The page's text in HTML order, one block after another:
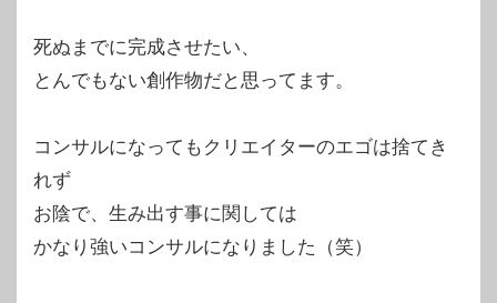
死ぬまでに完成させたい、
とんでもない創作物だと思ってます。
コンサルになってもクリエイターのエゴは捨てき
れず
お陰で、生み出す事に関しては
かなり強いコンサルになりました（笑）